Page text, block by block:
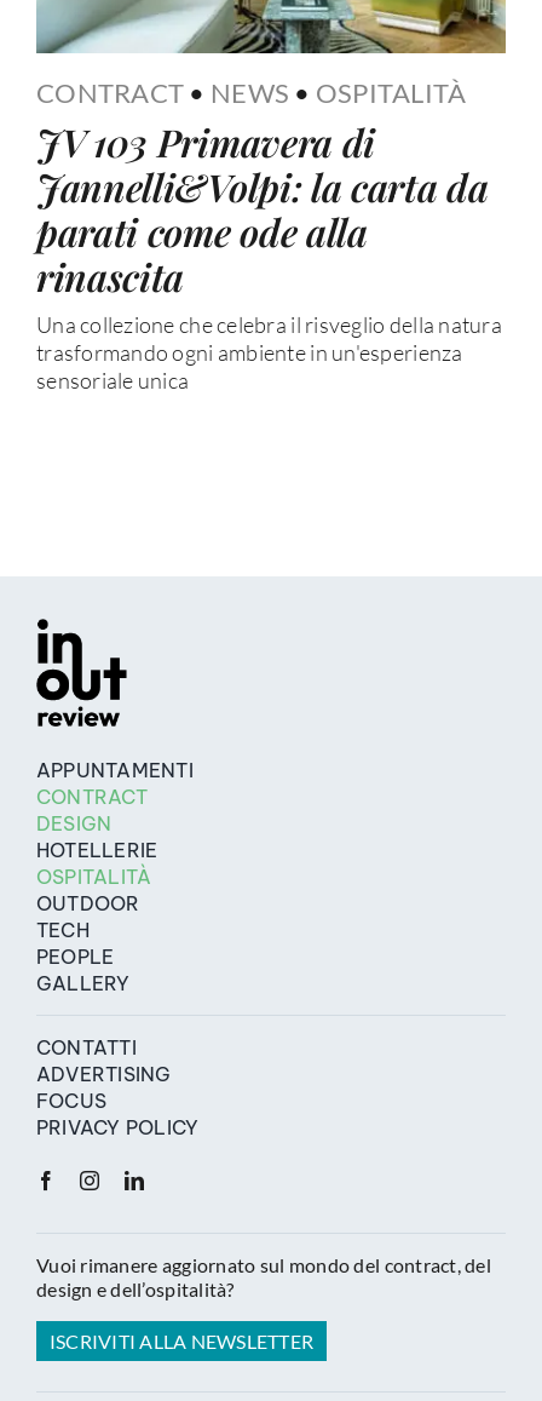
CONTRACT • NEWS • OSPITALITÀ
JV 103 Primavera di
Jannelli&Volpi: la carta da
parati come ode alla
rinascita
Una collezione che celebra il risveglio della natura
trasformando ogni ambiente in un'esperienza
sensoriale unica
APPUNTAMENTI
CONTRACT
DESIGN
HOTELLERIE
OSPITALITÀ
OUTDOOR
TECH
PEOPLE
GALLERY
CONTATTI
ADVERTISING
FOCUS
PRIVACY POLICY
Vuoi rimanere aggiornato sul mondo del contract, del
design e dell’ospitalità?
ISCRIVITI ALLA NEWSLETTER